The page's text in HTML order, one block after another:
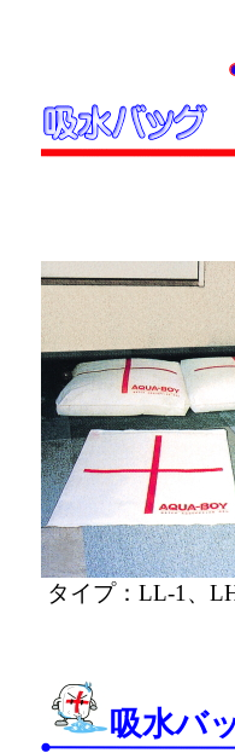
タイプ：LL-1、
吸水バ